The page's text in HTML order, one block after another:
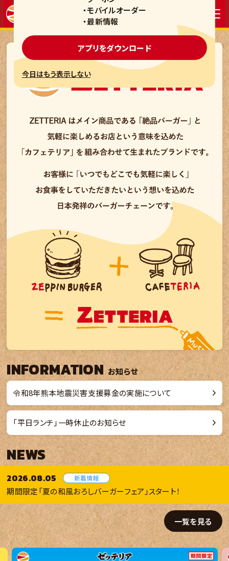
・モバイルオーダー
・最新情報
アプリをダウンロード
今日はもう表示しない
INFORMATION お知らせ
令和8年熊本地震災害支援募金の実施について
「平日ランチ」一時休止のお知らせ
NEWS
2026.07.22
【終了しました】期間限定「うな丼バーガー」販売！​
2026.08.07 お知らせ
公式アプリにて「ポテトクーポン」を期間限定配信！
2026.08.05 新着情報
期間限定「夏の和風おろしバーガーフェア」スタート！
2026.08.03 新店情報
2026年8月10日 9時オープン！ 鈴鹿中央通店
2026.07.29 プレスリリース
一覧を見る